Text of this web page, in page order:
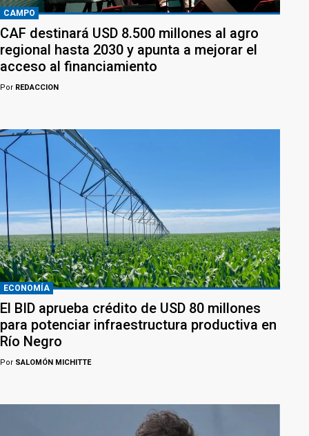
CAMPO
CAF destinará USD 8.500 millones al agro
regional hasta 2030 y apunta a mejorar el
acceso al financiamiento
Por REDACCION
ECONOMÍA
El BID aprueba crédito de USD 80 millones
para potenciar infraestructura productiva en
Río Negro
Por SALOMÓN MICHITTE